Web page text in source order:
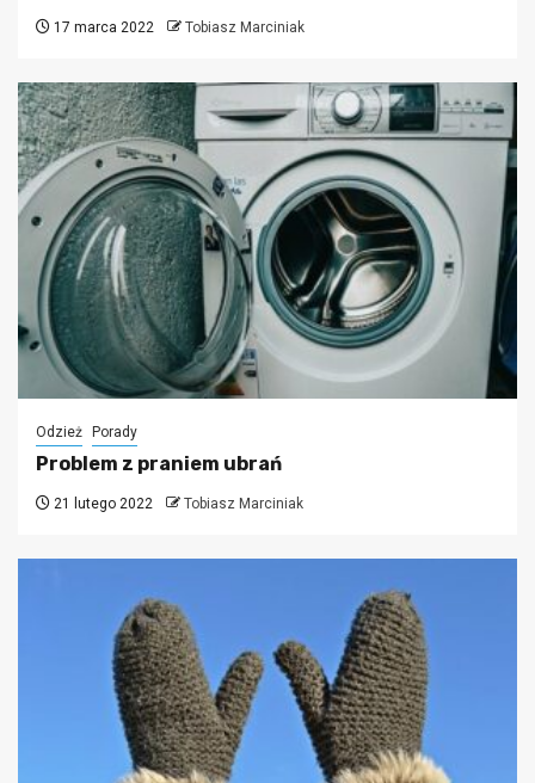
17 marca 2022 Tobiasz Marciniak
Odzież Porady
Problem z praniem ubrań
21 lutego 2022 Tobiasz Marciniak